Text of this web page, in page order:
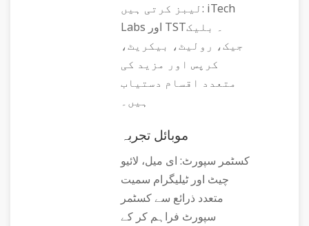
لیبز کرتی ہیں: iTech
Labs اور TST۔ بلیک
جیک، رولیٹ، بیکریٹ،
کرپس اور مزید کی
متعدد اقسام دستیاب
ہیں۔
موبائل تجربہ
کسٹمر سپورٹ: ای میل، لائیو
چیٹ اور ٹیلیگرام سمیت
متعدد ذرائع سے کسٹمر
سپورٹ فراہم کر کے